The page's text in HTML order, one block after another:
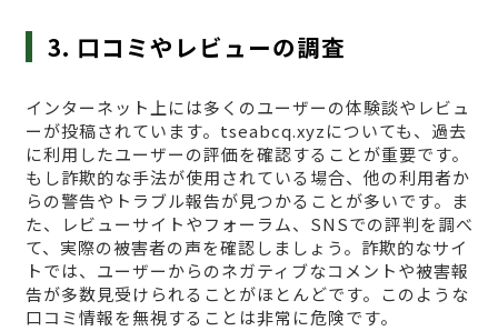
3. 口コミやレビューの調査
インターネット上には多くのユーザーの体験談やレビュ
ーが投稿されています。tseabcq.xyzについても、過去
に利用したユーザーの評価を確認することが重要です。
もし詐欺的な手法が使用されている場合、他の利用者か
らの警告やトラブル報告が見つかることが多いです。ま
た、レビューサイトやフォーラム、SNSでの評判を調べ
て、実際の被害者の声を確認しましょう。詐欺的なサイ
トでは、ユーザーからのネガティブなコメントや被害報
告が多数見受けられることがほとんどです。このような
口コミ情報を無視することは非常に危険です。